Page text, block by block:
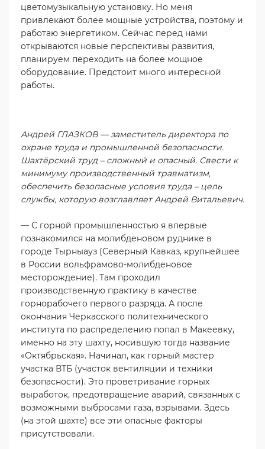
цветомузыкальную установку. Но меня
привлекают более мощные устройства, поэтому и
работаю энергетиком. Сейчас перед нами
открываются новые перспективы развития,
планируем переходить на более мощное
оборудование. Предстоит много интересной
работы.
Андрей ГЛАЗКОВ — заместитель директора по
охране труда и промышленной безопасности.
Шахтёрский труд – сложный и опасный. Свести к
минимуму производственный травматизм,
обеспечить безопасные условия труда – цель
службы, которую возглавляет Андрей Витальевич.
— С горной промышленностью я впервые
познакомился на молибденовом руднике в
городе Тырныауз (Северный Кавказ, крупнейшее
в России вольфрамово-молибденовое
месторождение). Там проходил
производственную практику в качестве
горнорабочего первого разряда. А после
окончания Черкасского политехнического
института по распределению попал в Макеевку,
именно на эту шахту, носившую тогда название
«Октябрьская». Начинал, как горный мастер
участка ВТБ (участок вентиляции и техники
безопасности). Это проветривание горных
выработок, предотвращение аварий, связанных с
возможными выбросами газа, взрывами. Здесь
(на этой шахте) все эти опасные факторы
присутствовали.